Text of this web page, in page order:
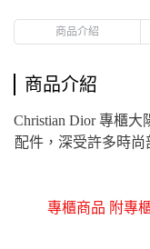
商品介紹
商品介紹
Christian Dior專櫃大
配件，深受許多時
專櫃商品 附專